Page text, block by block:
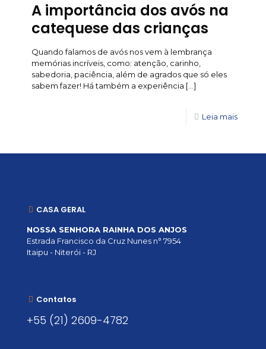
A importância dos avós na
catequese das crianças
Quando falamos de avós nos vem à lembrança
memórias incríveis, como: atenção, carinho,
sabedoria, paciência, além de agrados que só eles
sabem fazer! Há também a experiência […]
Leia mais
CASA GERAL
NOSSA SENHORA RAINHA DOS ANJOS
Estrada Francisco da Cruz Nunes n° 7954
Itaipu - Niterói - RJ
Contatos
+55 (21) 2609-4782